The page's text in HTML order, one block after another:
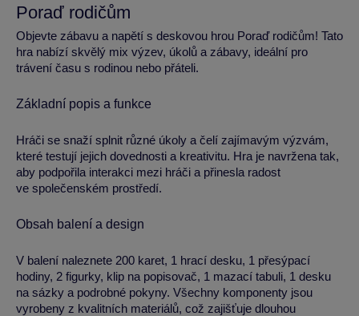
Poraď rodičům
Objevte zábavu a napětí s deskovou hrou Poraď rodičům! Tato
hra nabízí skvělý mix výzev, úkolů a zábavy, ideální pro
trávení času s rodinou nebo přáteli.
Základní popis a funkce
Hráči se snaží splnit různé úkoly a čelí zajímavým výzvám,
které testují jejich dovednosti a kreativitu. Hra je navržena tak,
aby podpořila interakci mezi hráči a přinesla radost
ve společenském prostředí.
Obsah balení a design
V balení naleznete 200 karet, 1 hrací desku, 1 přesýpací
hodiny, 2 figurky, klip na popisovač, 1 mazací tabuli, 1 desku
na sázky a podrobné pokyny. Všechny komponenty jsou
vyrobeny z kvalitních materiálů, což zajišťuje dlouhou